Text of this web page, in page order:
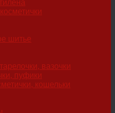
шитье
вазочки
пуфики
кошельки